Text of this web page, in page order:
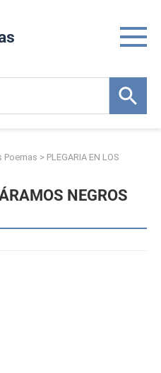
Poemas > PLEGARIA EN LOS
NEGROS